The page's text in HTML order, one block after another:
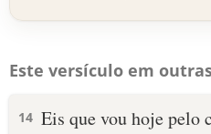
Este versículo em
14 Eis que vou hoje pelo